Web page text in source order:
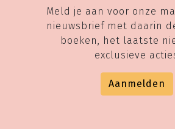
Meld je aan voor onze
nieuwsbrief met daarin
boeken, het laatste
exclusieve
Aanmelden